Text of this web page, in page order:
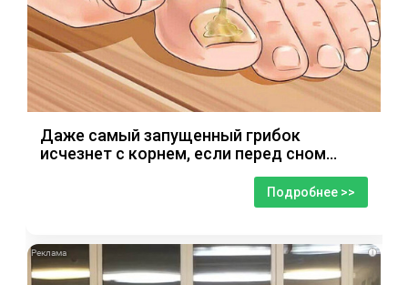
Даже самый запущенный грибок
исчезнет с корнем, если перед сном…
Подробнее >>
i